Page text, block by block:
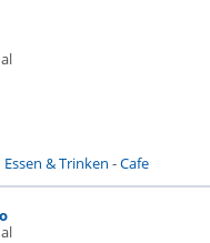
Essen & Trinken -Cafe